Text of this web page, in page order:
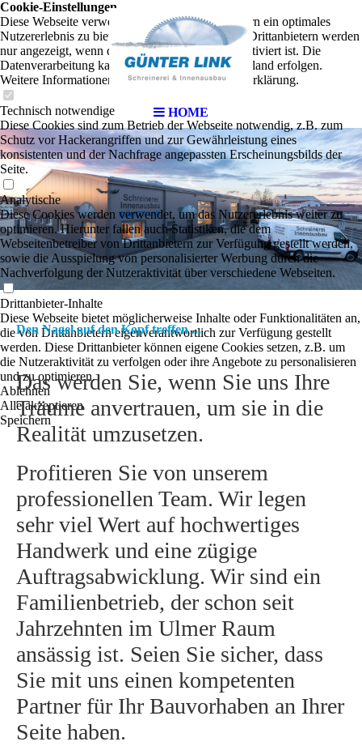
HOME
-
Den Nagel auf den Kopf treffen ...
Das werden Sie, wenn Sie uns Ihre
Träume anvertrauen, um sie in die
Realität umzusetzen.
Profitieren Sie von unserem
professionellen Team. Wir legen
sehr viel Wert auf hochwertiges
Handwerk und eine zügige
Auftragsabwicklung. Wir sind ein
Familienbetrieb, der schon seit
Jahrzehnten im Ulmer Raum
ansässig ist. Seien Sie sicher, dass
Sie mit uns einen kompetenten
Partner für Ihr Bauvorhaben an Ihrer
Seite haben.
Cookie-Einstellungen
Diese Webseite verwendet Cookies, um Besuchern ein optimales
Nutzererlebnis zu bieten. Bestimmte Inhalte von Drittanbietern werden
nur angezeigt, wenn die entsprechende Option aktiviert ist. Die
Datenverarbeitung kann dann auch in einem Drittland erfolgen.
Weitere Informationen hierzu in der Datenschutzerklärung.
Technisch notwendige
Diese Cookies sind zum Betrieb der Webseite notwendig, z.B. zum
Schutz vor Hackerangriffen und zur Gewährleistung eines
konsistenten und der Nachfrage angepassten Erscheinungsbilds der
Seite.
Analytische
Diese Cookies werden verwendet, um das Nutzererlebnis weiter zu
optimieren. Hierunter fallen auch Statistiken, die dem
Webseitenbetreiber von Drittanbietern zur Verfügung gestellt werden,
sowie die Ausspielung von personalisierter Werbung durch die
Nachverfolgung der Nutzeraktivität über verschiedene Webseiten.
Drittanbieter-Inhalte
Diese Webseite bietet möglicherweise Inhalte oder Funktionalitäten an,
die von Drittanbietern eigenverantwortlich zur Verfügung gestellt
werden. Diese Drittanbieter können eigene Cookies setzen, z.B. um
die Nutzeraktivität zu verfolgen oder ihre Angebote zu personalisieren
und zu optimieren.
Ablehnen
Alle akzeptieren
Speichern